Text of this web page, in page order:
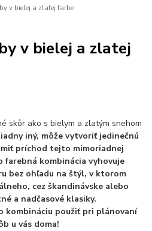
kuchynské batérie
vodovodné batérie
do kúpelne kuchynske
drez
záves
vodovodná batéria
retro
voľne stojaca vaňa
firmy bez DPH
Bez DPH
na firmu
szco nakup bez dph
firmu bez dph
nákup bez dph v eu ň
v bielej a zlatej farbe
v bielej a zlatej
skôr ako s bielym a zlatým snehom
iný, môže vytvoriť jedinečnú
príchod tejto mimoriadnej
farebná kombinácia vyhovuje
bez ohľadu na štýl, v ktorom
cez škandinávske alebo
a nadčasové klasiky.
kombináciu použiť pri plánovaní
u vás doma!